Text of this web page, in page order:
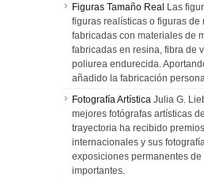
Figuras Tamaño Real Las
figuras realísticas o figuras de
fabricadas con materiales de
fabricadas en resina, fibra de
poliurea endurecida.
añadido la fabricación
Fotografía Artística Julia G.
mejores fotógrafas artísticas
trayectoria ha recibido
internacionales y sus
exposiciones permanentes
importantes.